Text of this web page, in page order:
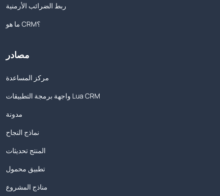
ربط الضرائب الأرمنية
ما هو CRM؟
مصادر
مركز المساعدة
واجهة برمجة التطبيقات Lua CRM
مدونة
نماذج النجاح
المنتج تحديثات
تطبيق محمول
مناذج المشروع